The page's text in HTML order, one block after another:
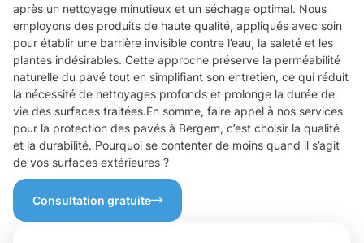
après un nettoyage minutieux et un séchage optimal. Nous
employons des produits de haute qualité, appliqués avec soin
pour établir une barrière invisible contre l’eau, la saleté et les
plantes indésirables. Cette approche préserve la perméabilité
naturelle du pavé tout en simplifiant son entretien, ce qui réduit
la nécessité de nettoyages profonds et prolonge la durée de
vie des surfaces traitées.En somme, faire appel à nos services
pour la protection des pavés à Bergem, c’est choisir la qualité
et la durabilité. Pourquoi se contenter de moins quand il s’agit
de vos surfaces extérieures ?
Consultation gratuite